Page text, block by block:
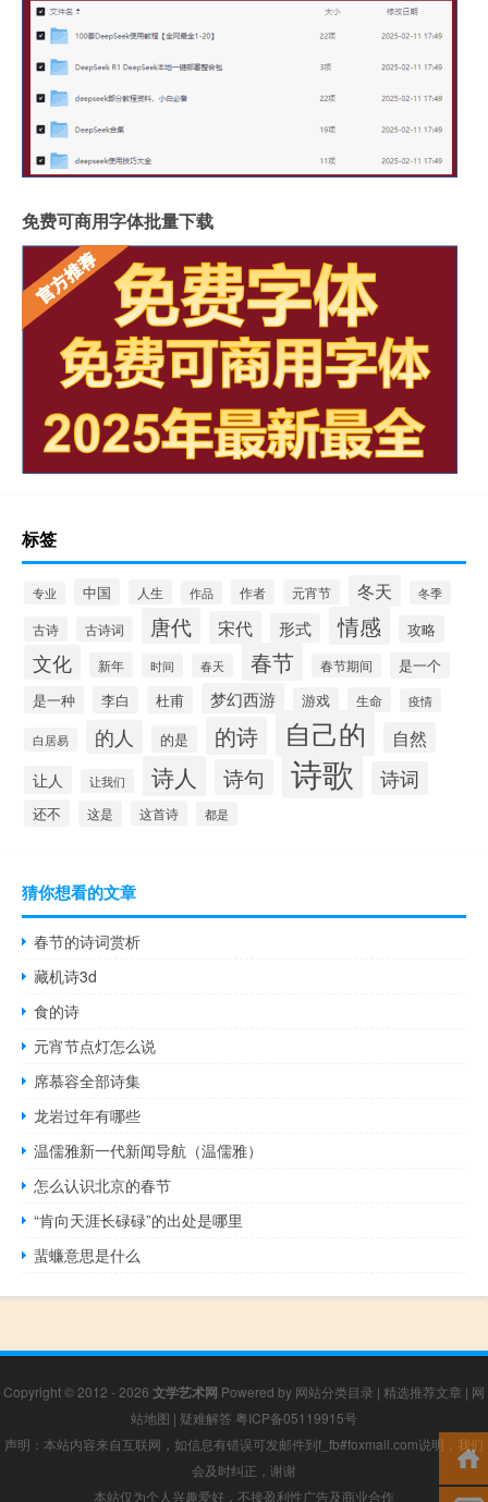
免费可商用字体批量下载
标签
专业 中国 人生 作品 作者 元宵节 冬天 冬季
古诗 古诗词 唐代 宋代 形式 情感 攻略
文化 新年 时间 春天 春节 春节期间 是一个
是一种 李白 杜甫 梦幻西游 游戏 生命 疫情
白居易 的人 的是 的诗 自己的 自然
让人 让我们 诗人 诗句 诗歌 诗词
还不 这是 这首诗 都是
猜你想看的文章
春节的诗词赏析
藏机诗3d
食的诗
元宵节点灯怎么说
席慕容全部诗集
龙岩过年有哪些
温儒雅新一代新闻导航（温儒雅）
怎么认识北京的春节
“肯向天涯长碌碌”的出处是哪里
蜚蠊意思是什么
Copyright © 2012 - 2026 文学艺术网 Powered by 网站分类目录 | 精选推荐文章 | 网
站地图 | 疑难解答 粤ICP备05119915号
声明：本站内容来自互联网，如信息有错误可发邮件到f_fb#foxmail.com说明，我们
会及时纠正，谢谢
本站仅为个人兴趣爱好，不接盈利性广告及商业合作